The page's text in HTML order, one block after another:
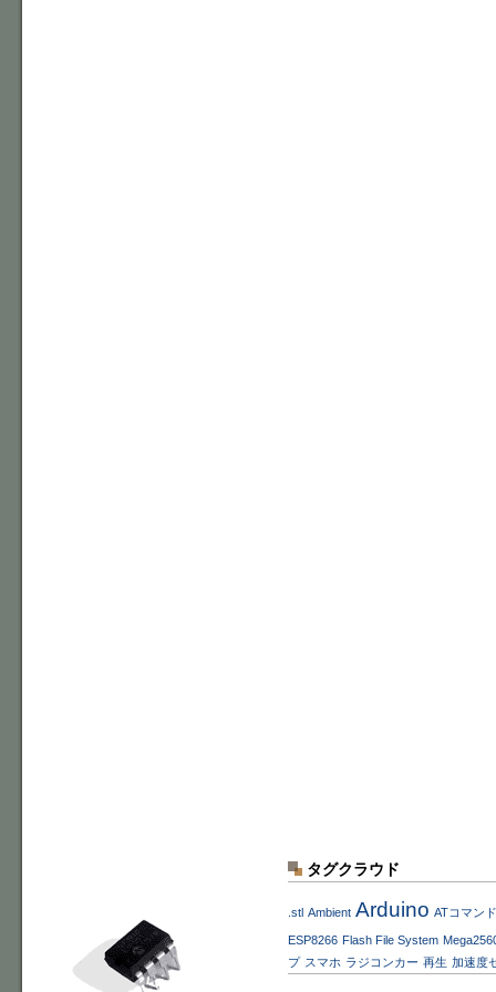
タグクラウド
.stl Ambient Arduino ATコマンド
ESP8266 Flash File System
プ スマホ ラジコンカー 再生 加速度